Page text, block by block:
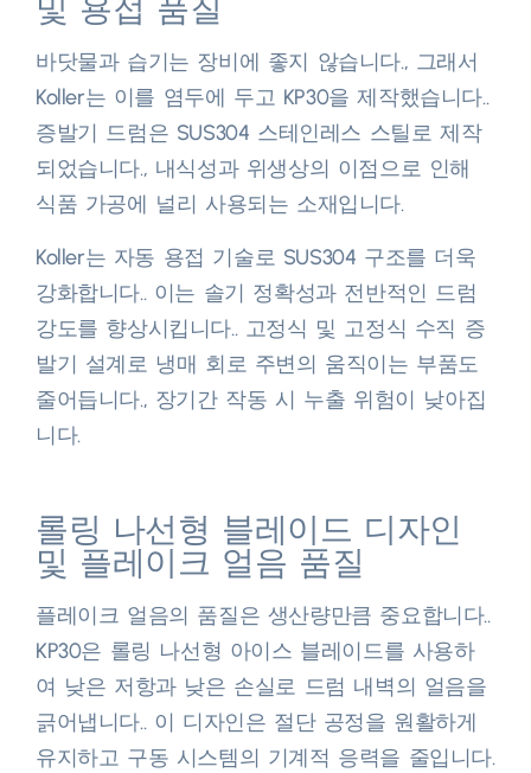
및 용접 품질
바닷물과 습기는 장비에 좋지 않습니다., 그래서
Koller는 이를 염두에 두고 KP30을 제작했습니다..
증발기 드럼은 SUS304 스테인레스 스틸로 제작
되었습니다., 내식성과 위생상의 이점으로 인해
식품 가공에 널리 사용되는 소재입니다.​
Koller는 자동 용접 기술로 SUS304 구조를 더욱
강화합니다.. 이는 솔기 정확성과 전반적인 드럼
강도를 향상시킵니다.. 고정식 및 고정식 수직 증
발기 설계로 냉매 회로 주변의 움직이는 부품도
줄어듭니다., 장기간 작동 시 누출 위험이 낮아집
니다.​
롤링 나선형 블레이드 디자인
및 플레이크 얼음 품질
플레이크 얼음의 품질은 생산량만큼 중요합니다..
KP30은 롤링 나선형 아이스 블레이드를 사용하
여 낮은 저항과 낮은 손실로 드럼 내벽의 얼음을
긁어냅니다.. 이 디자인은 절단 공정을 원활하게
유지하고 구동 시스템의 기계적 응력을 줄입니다.​